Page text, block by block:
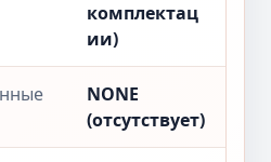
комплектац
ии)
NONE
(отсутствует)